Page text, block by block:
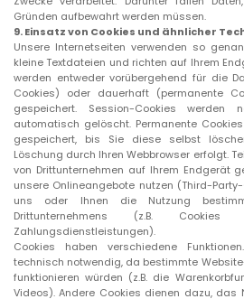
Gründen aufbewahrt werden müssen.
9.Einsatz von Cookies und ähnlicher
Unsere Internetseiten verwenden so
kleine Textdateien und richten auf Ihrem
werden entweder vorübergehend für die
Cookies) oder dauerhaft (permanente
gespeichert. Session-Cookies werden
automatisch gelöscht. Permanente
gespeichert, bis Sie diese selbst
Löschung durch Ihren Webbrowser erfolgt.
von Drittunternehmen auf Ihrem Endgerät
unsere Onlineangebote nutzen (Third-
uns oder Ihnen die Nutzung
Drittunternehmens (z.B.
Zahlungsdienstleistungen).
Cookies haben verschiedene
technisch notwendig, da bestimmte
funktionieren würden (z.B. die
Videos). Andere Cookies dienen dazu, das